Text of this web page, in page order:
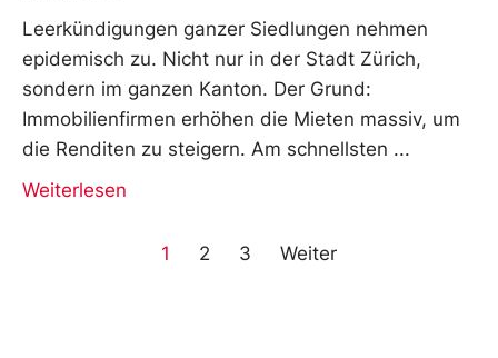
Leerkündigungen ganzer Siedlungen nehmen
epidemisch zu. Nicht nur in der Stadt Zürich,
sondern im ganzen Kanton. Der Grund:
Immobilienfirmen erhöhen die Mieten massiv, um
die Renditen zu steigern. Am schnellsten
Weiterlesen
1 2 3 Weiter